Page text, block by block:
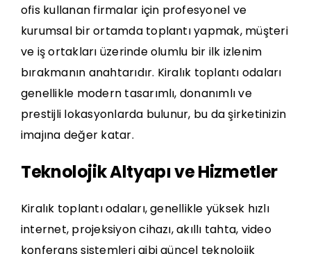
ofiskullanan firmalar için profesyonel ve
kurumsal bir ortamda toplantı yapmak, müşteri
ve iş ortakları üzerinde olumlu bir ilk izlenim
bırakmanın anahtarıdır. Kiralık toplantı odaları
genellikle modern tasarımlı, donanımlı ve
prestijli lokasyonlarda bulunur, bu da şirketinizin
imajına değer katar.
Teknolojik Altyapı ve Hizmetler
Kiralık toplantı odaları, genellikle yüksek hızlı
internet, projeksiyon cihazı, akıllı tahta, video
konferans sistemleri gibi güncel teknolojik